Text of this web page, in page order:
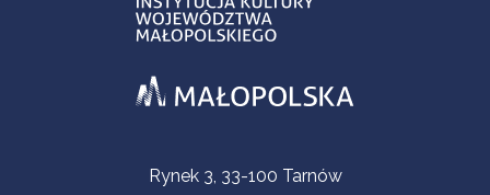
Informacje kontaktoweRynek 3, 33-100 Tarnów